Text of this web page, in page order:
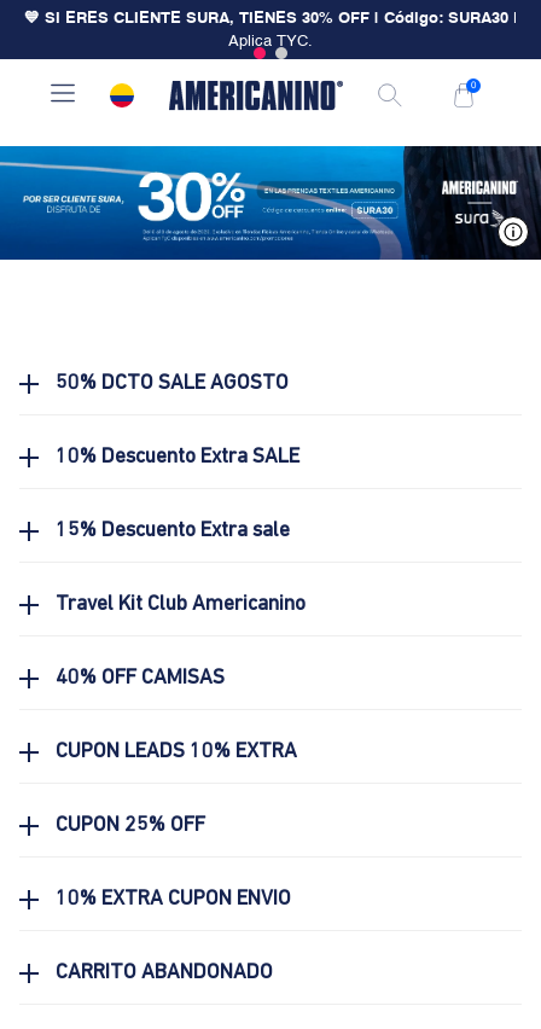
💙 SI ERES CLIENTE SURA, TIENES 30% OFF | Código: SURA30
Aplica TYC.
0
50% DCTO SALE AGOSTO
10% Descuento Extra SALE
15% Descuento Extra sale
Travel Kit Club Americanino
40% OFF CAMISAS
CUPON LEADS 10% EXTRA
CUPON 25% OFF
10% EXTRA CUPON ENVIO
CARRITO ABANDONADO